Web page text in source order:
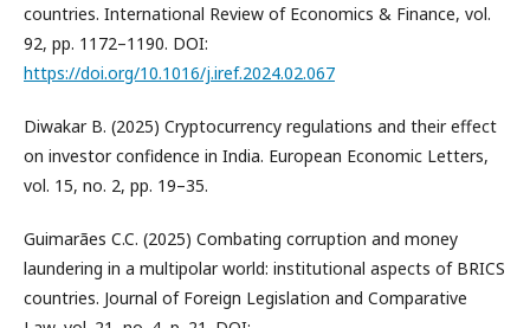
countries. International Review of Economics & Finance, vol.
92, pp. 1172–1190. DOI:
https://doi.org/10.1016/j.iref.2024.02.067
Diwakar B. (2025) Cryptocurrency regulations and their effect
on investor confidence in India. European Economic Letters,
vol. 15, no. 2, pp. 19–35.
Guimarães C.C. (2025) Combating corruption and money
laundering in a multipolar world: institutional aspects of BRICS
countries. Journal of Foreign Legislation and Comparative